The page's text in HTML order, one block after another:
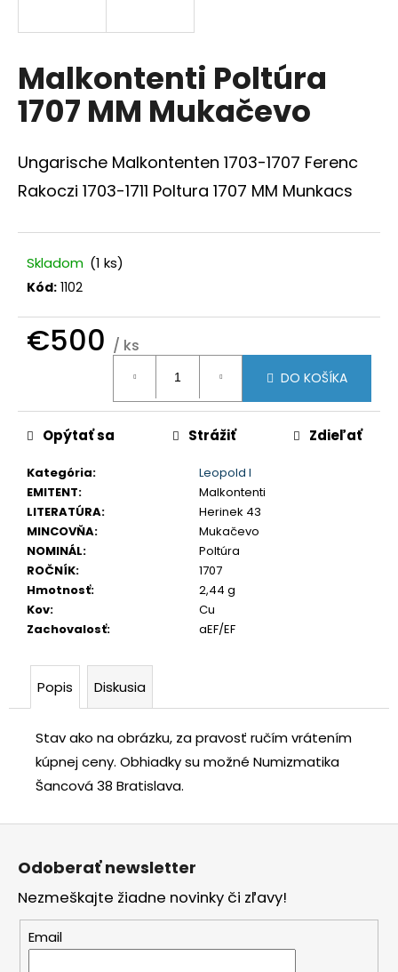
Malkontenti Poltúra
1707 MM Mukačevo
Ungarische Malkontenten 1703-1707 Ferenc
Rakoczi 1703-1711 Poltura 1707 MM Munkacs
Skladom (1 ks)
Kód: 1102
€500 / ks
DO KOŠÍKA
Kategória:
Leopold I
EMITENT:
Malkontenti
LITERATÚRA:
Herinek 43
MINCOVŇA:
Mukačevo
NOMINÁL:
Poltúra
ROČNÍK:
1707
Hmotnosť:
2,44 g
Kov:
Cu
Zachovalosť: aEF/EF
Opýtať sa Strážiť Zdieľať
Popis Diskusia
Stav ako na obrázku, za pravosť ručím vrátením
kúpnej ceny. Obhiadky su možné Numizmatika
Šancová 38 Bratislava.
s
ť
?
O
d
p
o
č
a
m
e
USA
DOLLAR
1983
€35
Z
Odoberať newsletter
Nezmeškajte žiadne novinky či zľavy!
Email